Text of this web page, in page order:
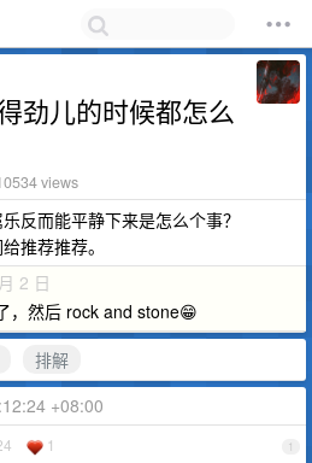
劲儿的时候都怎么
views
反而能平静下来是怎么个事？
推荐推荐。
2 日
，然后 rock and stone😁
排解
+08:00
1
1